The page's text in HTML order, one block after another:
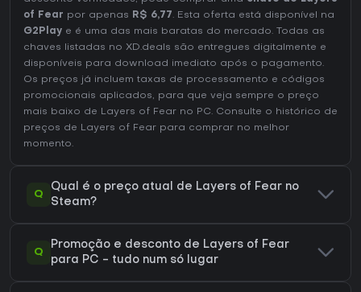
of Fear por apenas R$ 6,77. Esta oferta está disponível na
G2Play e é uma das mais baratas do mercado. Todas as
chaves listadas no XD.deals são entregues digitalmente e
disponíveis para download imediato após o pagamento.
Os preços já incluem taxas de processamento e códigos
promocionais aplicados, para que veja sempre o preço
mais baixo de Layers of Fear no PC. Consulte o histórico de
preços de Layers of Fear para comprar no melhor
momento.
Q
Qual é o preço atual de Layers of Fear no
Steam?
Q
Promoção e desconto de Layers of Fear
para PC - tudo num só lugar